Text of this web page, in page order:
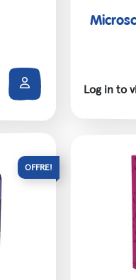
Log in to